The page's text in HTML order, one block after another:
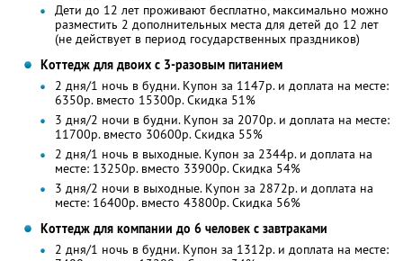
Дети до 12 лет проживают бесплатно, максимально можно
разместить 2 дополнительных места для детей до 12 лет
(не действует в период государственных праздников)
Коттедж для двоих с 3-разовым питанием
2 дня/1 ночь в будни. Купон за 1147р. и доплата на месте:
6350р. вместо 15300р. Скидка 51%
3 дня/2 ночи в будни. Купон за 2070р. и доплата на месте:
11700р. вместо 30600р. Скидка 55%
2 дня/1 ночь в выходные. Купон за 2344р. и доплата на
месте: 13250р. вместо 33900р. Скидка 54%
3 дня/2 ночи в выходные. Купон за 2872р. и доплата на
месте: 16400р. вместо 43800р. Скидка 56%
Коттедж для компании до 6 человек с завтраками
2 дня/1 ночь в будни. Купон за 1312р. и доплата на месте: